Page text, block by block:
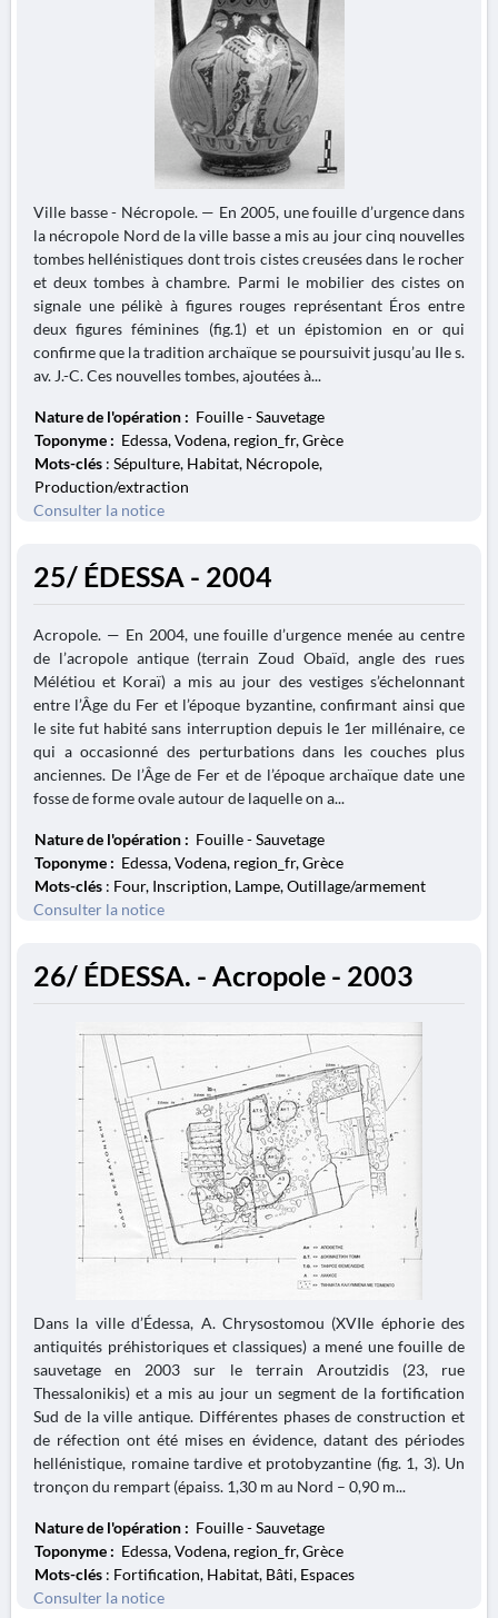
Ville basse - Nécropole. — En 2005, une fouille d’urgence dans
la nécropole Nord de la ville basse a mis au jour cinq nouvelles
tombes hellénistiques dont trois cistes creusées dans le rocher
et deux tombes à chambre. Parmi le mobilier des cistes on
signale une pélikè à figures rouges représentant Éros entre
deux figures féminines (fig.1) et un épistomion en or qui
confirme que la tradition archaïque se poursuivit jusqu’au IIe s.
av. J.-C. Ces nouvelles tombes, ajoutées à...
Nature de l'opération : Fouille - Sauvetage
Toponyme : Edessa, Vodena, region_fr, Grèce
Mots-clés : Sépulture, Habitat, Nécropole,
Production/extraction
Consulter la notice
25/ ÉDESSA - 2004
Acropole. — En 2004, une fouille d’urgence menée au centre
de l’acropole antique (terrain Zoud Obaïd, angle des rues
Mélétiou et Koraï) a mis au jour des vestiges s’échelonnant
entre l’Âge du Fer et l’époque byzantine, confirmant ainsi que
le site fut habité sans interruption depuis le 1er millénaire, ce
qui a occasionné des perturbations dans les couches plus
anciennes. De l’Âge de Fer et de l’époque archaïque date une
fosse de forme ovale autour de laquelle on a...
Nature de l'opération : Fouille - Sauvetage
Toponyme : Edessa, Vodena, region_fr, Grèce
Mots-clés : Four, Inscription, Lampe, Outillage/armement
Consulter la notice
26/ ÉDESSA. - Acropole - 2003
Dans la ville d’Édessa, A. Chrysostomou (XVIIe éphorie des
antiquités préhistoriques et classiques) a mené une fouille de
sauvetage en 2003 sur le terrain Aroutzidis (23, rue
Thessalonikis) et a mis au jour un segment de la fortification
Sud de la ville antique. Différentes phases de construction et
de réfection ont été mises en évidence, datant des périodes
hellénistique, romaine tardive et protobyzantine (fig. 1, 3). Un
tronçon du rempart (épaiss. 1,30 m au Nord – 0,90 m...
Nature de l'opération : Fouille - Sauvetage
Toponyme : Edessa, Vodena, region_fr, Grèce
Mots-clés : Fortification, Habitat, Bâti, Espaces
Consulter la notice